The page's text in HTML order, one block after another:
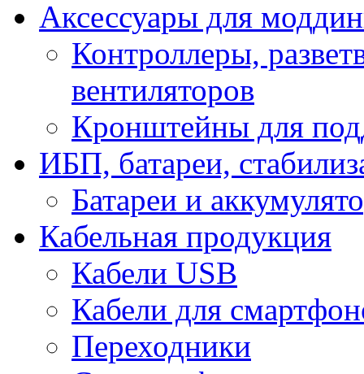
Аксессуары для
Контроллеры,
вентиляторов
Кронштейны для
ИБП, батареи,
Батареи и
Кабельная продукция
Кабели USB
Кабели для
Переходники